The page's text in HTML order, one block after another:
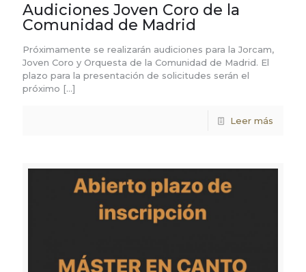
Audiciones Joven Coro de la
Comunidad de Madrid
Próximamente se realizarán audiciones para la Jorcam,
Joven Coro y Orquesta de la Comunidad de Madrid. El
plazo para la presentación de solicitudes serán el
próximo […]
Leer más